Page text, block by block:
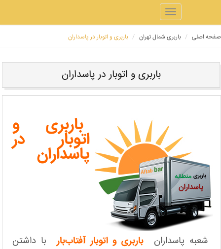
Toggle
اصلی باربری شمال تهران باربری و اتوبار در پاسداران
باربری و اتوبار در پاسداران
باربری و
اتوبار در
پاسداران
شعبه پاسداران باربری و اتوبار آفتاب‌بار با داشتن